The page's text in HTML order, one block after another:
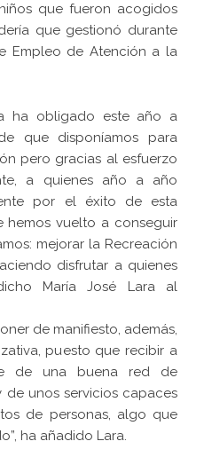
que fueron acogidos
que gestionó durante
Empleo de Atención a la
ha obligado este año a
que disponíamos para
pero gracias al esfuerzo
a quienes año a año
por el éxito de esta
hemos vuelto a conseguir
mejorar la Recreación
disfrutar a quienes
María José Lara al
de manifiesto, además,
puesto que recibir a
de una buena red de
de unos servicios capaces
de personas, algo que
ha añadido Lara.